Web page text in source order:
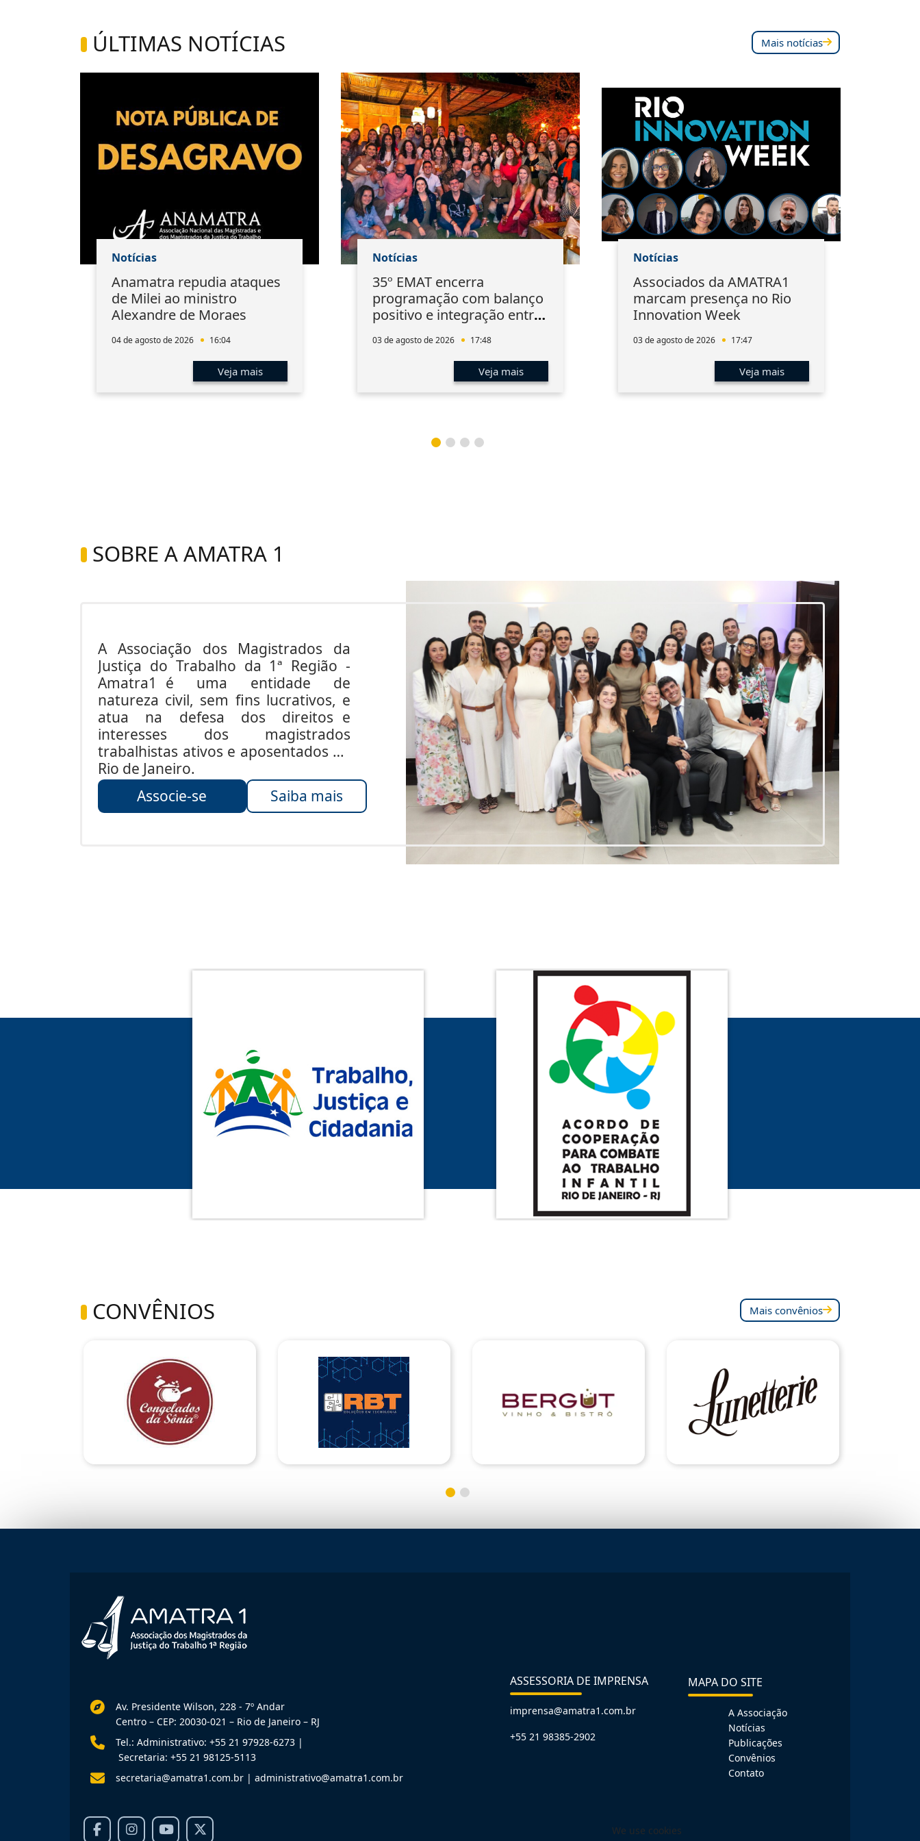
Mais notícias
ÚLTIMAS NOTÍCIAS
Notícias
Anamatra repudia ataques
de Milei ao ministro
Alexandre de Moraes
04 de agosto de 2026 16:04
Veja mais
Notícias
35º EMAT encerra
programação com balanço
positivo e integração entre
03 de agosto de 2026 17:48
Veja mais
Notícias
Associados da AMATRA1
marcam presença no Rio
Innovation Week
03 de agosto de 2026 17:47
Veja mais
SOBRE A AMATRA 1
A Associação dos Magistrados da
Justiça do Trabalho da 1ª Região -
Amatra1 é uma entidade de
natureza civil, sem fins lucrativos, e
atua na defesa dos direitos e
interesses dos magistrados
trabalhistas ativos e aposentados do
Rio de Janeiro.
Associe-se
Saiba mais
CONVÊNIOS Mais convênios
Av. Presidente Wilson, 228 - 7º Andar
Centro – CEP: 20030-021 – Rio de Janeiro – RJ
Tel.: Administrativo: +55 21 97928-6273 |
Secretaria: +55 21 98125-5113
secretaria@amatra1.com.br | administrativo@amatra1.com.br
ASSESSORIA DE IMPRENSA
imprensa@amatra1.com.br
+55 21 98385-2902
MAPA DO SITE
A Associação
Notícias
Publicações
Convênios
Contato
We use cookies